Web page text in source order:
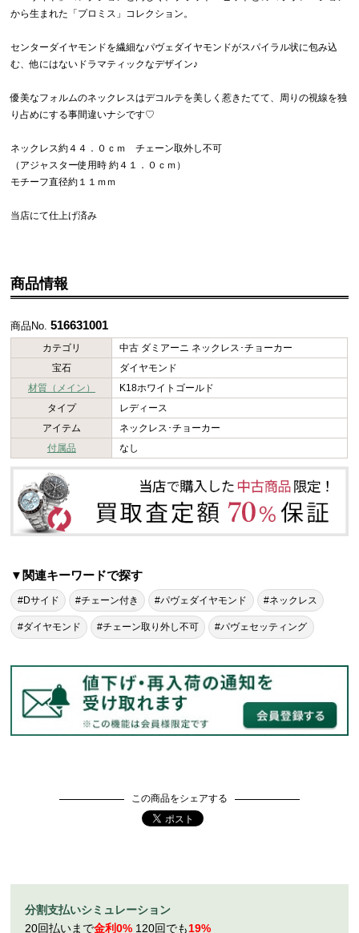
から生まれた「プロミス」コレクション。
センターダイヤモンドを繊細なパヴェダイヤモンドがスパイラル状に包み込
む、他にはないドラマティックなデザイン♪
優美なフォルムのネックレスはデコルテを美しく惹きたてて、周りの視線を独
り占めにする事間違いナシです♡
ネックレス約４４．０ｃｍ チェーン取外し不可
（アジャスター使用時 約４１．０ｃｍ）
モチーフ直径約１１ｍｍ
当店にて仕上げ済み
商品情報
商品No.516631001
カテゴリ
中古 ダミアーニ ネックレス･チョーカー
宝石
ダイヤモンド
材質（メイン）
K18ホワイトゴールド
タイプ
レディース
アイテム
ネックレス･チョーカー
付属品
なし
▼関連キーワードで探す
#Dサイド #チェーン付き #パヴェダイヤモンド #ネックレス
#ダイヤモンド #チェーン取り外し不可 #パヴェセッティング
この商品をシェアする
分割支払いシミュレーション
20回払いまで金利0% 120回でも19%